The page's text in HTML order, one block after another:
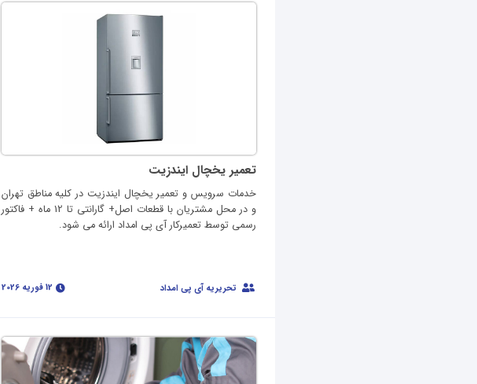
تعمیر یخچال ایندزیت
خدمات سرویس و تعمیر یخچال ایندزیت در کلیه مناطق تهران
و در محل مشتریان با قطعات اصل+ گارانتی تا 12 ماه + فاکتور
رسمی توسط تعمیرکار آی پی امداد ارائه می شود.
تحریریه آی پی امداد